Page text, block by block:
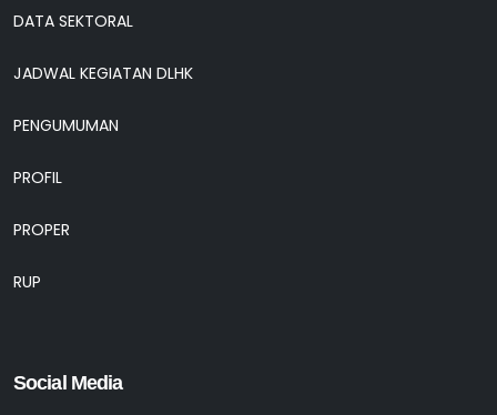
DATA SEKTORAL
JADWAL KEGIATAN DLHK
PENGUMUMAN
PROFIL
PROPER
RUP
Social Media